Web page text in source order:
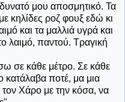
μου αποσμητικό. Τα
κηλίδες ροζ φουξ εδώ κι
και τα μαλλιά υγρά και
λαιμό, παντού. Τραγική
σε κάθε μέτρο. Σε κάθε
κατάλαβα ποτέ, μα μια
Χάρο με την κόσα, να